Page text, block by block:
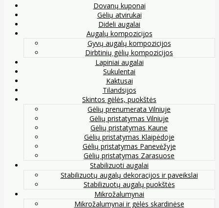
Dovanų kuponai
Gėlių atvirukai
Dideli augalai
Augalų kompozicijos
Gyvų augalų kompozicijos
Dirbtinių gėlių kompozicijos
Lapiniai augalai
Sukulentai
Kaktusai
Tilandsijos
Skintos gėlės, puokštės
Gėlių prenumerata Vilniuje
Gėlių pristatymas Vilniuje
Gėlių pristatymas Kaune
Gėlių pristatymas Klaipėdoje
Gėlių pristatymas Panevėžyje
Gėlių pristatymas Zarasuose
Stabilizuoti augalai
Stabilizuotų augalų dekoracijos ir paveikslai
Stabilizuotų augalų puokštės
Mikrožalumynai
Mikrožalumynai ir gėlės skardinėse